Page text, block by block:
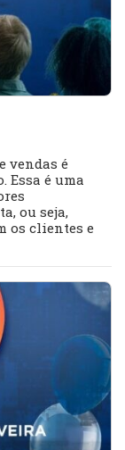
vendas é
Essa é uma
ou seja,
os clientes e